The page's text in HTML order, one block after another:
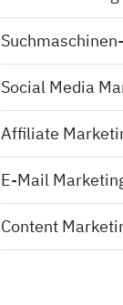
Social Media
Affiliate
E-Mail
Content